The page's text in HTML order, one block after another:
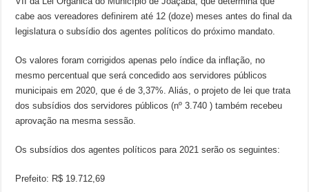
cabe aos vereadores definirem até 12 (doze) meses antes do final da
legislatura o subsídio dos agentes políticos do próximo mandato.
Os valores foram corrigidos apenas pelo índice da inflação, no
mesmo percentual que será concedido aos servidores públicos
municipais em 2020, que é de 3,37%. Aliás, o projeto de lei que trata
dos subsídios dos servidores públicos (nº 3.740 ) também recebeu
aprovação na mesma sessão.
Os subsídios dos agentes políticos para 2021 serão os seguintes:
Prefeito: R$ 19.712,69